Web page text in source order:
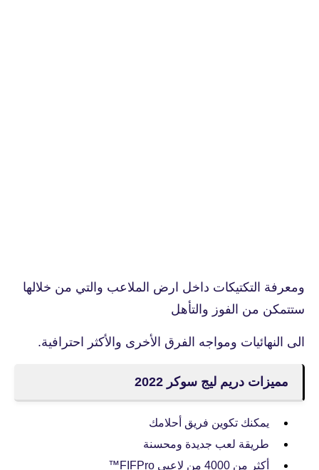
ومعرفة التكتيكات داخل ارض الملاعب والتي من خلالها
ستتمكن من الفوز والتأهل
الى النهائيات ومواجه الفرق الأخرى والأكثر احترافية.
مميزات دريم ليج سوكر 2022
يمكنك تكوين فريق أحلامك
طريقة لعب جديدة ومحسنة
أكثر من 4000 من لاعبي FIFPro™